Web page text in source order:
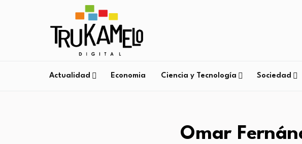
Actualidad Economia Ciencia y Tecnología Sociedad
Omar